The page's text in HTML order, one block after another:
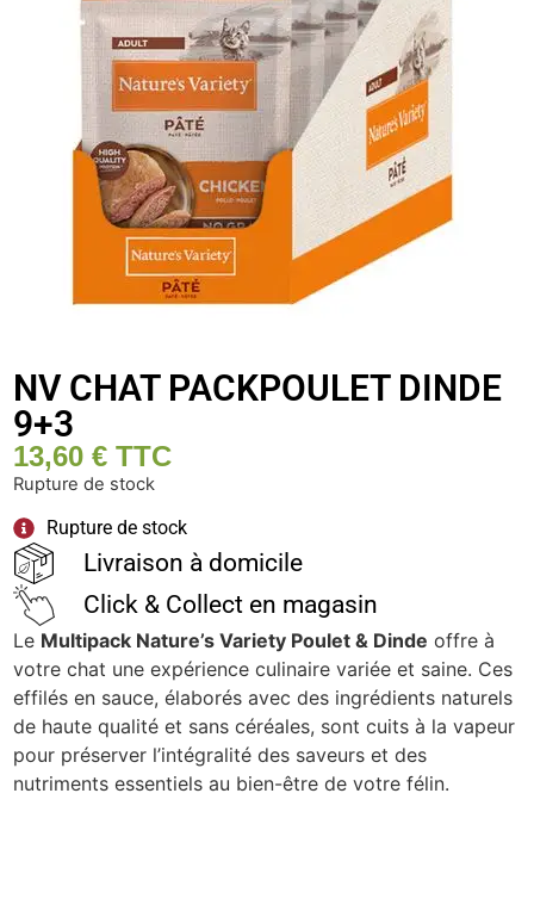
NV CHAT PACKPOULET DINDE
9+3
13,60€ TTC
Rupture de stock
Rupture de stock
Livraison à domicile
Click & Collect en magasin
Le Multipack Nature’s Variety Poulet & Dinde offre à
votre chat une expérience culinaire variée et saine. Ces
effilés en sauce, élaborés avec des ingrédients naturels
de haute qualité et sans céréales, sont cuits à la vapeur
pour préserver l’intégralité des saveurs et des
nutriments essentiels au bien-être de votre félin.